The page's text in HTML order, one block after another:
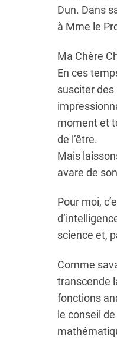
Dun. Dans
à Mme le
Ma Chère
En ces
susciter
moment et
de l’être.
Mais
avare de
Pour moi,
science et,
Comme
transcende
fonctions
le conseil